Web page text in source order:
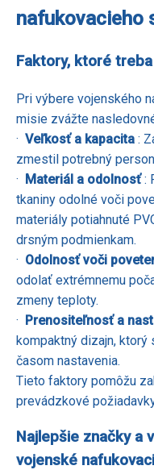
nafukovacieho
Faktory, ktoré
Pri výbere vojenského
misie zvážte
· Veľkosť a kapacita :
zmestil potrebný
· Materiál a odolnosť:
tkaniny odolné voči
materiály potiahnuté
drsným podmienkam.
· Odolnosť voči
odolať extrémnemu
zmeny teploty.
· Prenositeľnosť a
kompaktný dizajn, ktorý
časom nastavenia.
Tieto faktory pomôžu
prevádzkové
Najlepšie značky a
vojenské